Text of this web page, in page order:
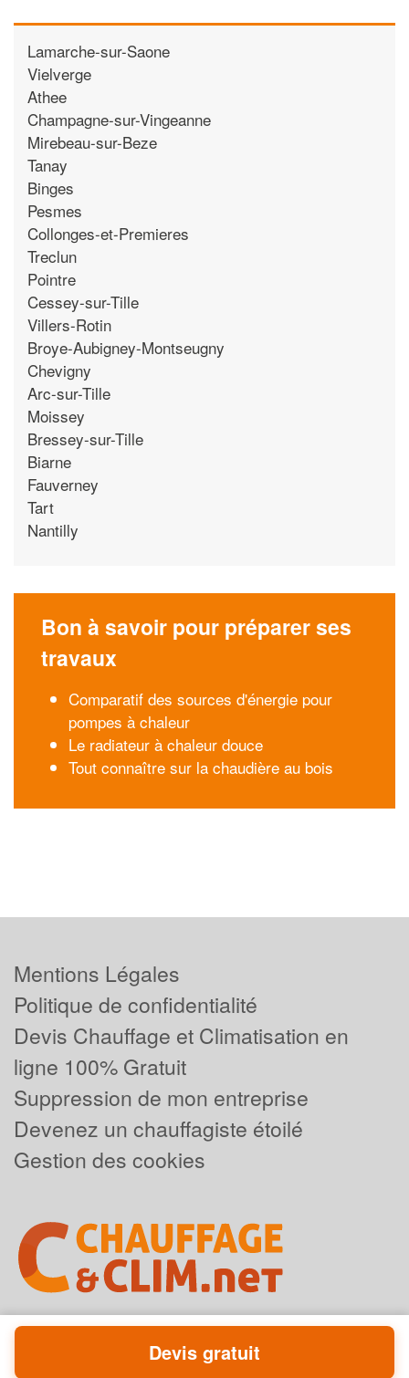
Lamarche-sur-Saone
Vielverge
Athee
Champagne-sur-Vingeanne
Mirebeau-sur-Beze
Tanay
Binges
Pesmes
Collonges-et-Premieres
Treclun
Pointre
Cessey-sur-Tille
Villers-Rotin
Broye-Aubigney-Montseugny
Chevigny
Arc-sur-Tille
Moissey
Bressey-sur-Tille
Biarne
Fauverney
Tart
Nantilly
Bon à savoir pour préparer ses
travaux
Comparatif des sources d'énergie pour
pompes à chaleur
Le radiateur à chaleur douce
Tout connaître sur la chaudière au bois
Mentions Légales
Politique de confidentialité
Devis Chauffage et Climatisation en
ligne 100% Gratuit
Suppression de mon entreprise
Devenez un chauffagiste étoilé
Gestion des cookies
Powered byPlus que pro
Devis gratuit